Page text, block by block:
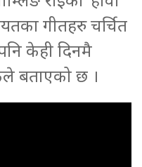
गीतहरु चर्चित
केही दिनमै
बताएको छ ।